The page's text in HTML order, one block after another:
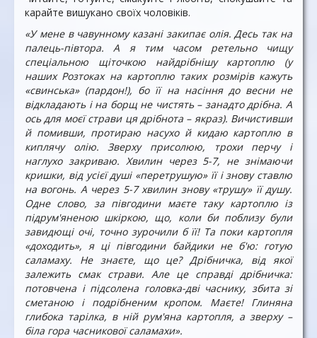
карайте вишукано своїх чоловіків.
«У мене в чавунному казані закипає олія. Десь так на
палець-півтора. А я тим часом ретельно чищу
спеціальною щіточкою найдрібнішу картоплю (у
наших Розтоках на картоплю таких розмірів кажуть
«свинська» (пардон!), бо її на насіння до весни не
відкладають і на борщ не чистять – занадто дрібна. А
ось для моєї страви ця дрібнота – якраз). Вичистивши
й помивши, протираю насухо й кидаю картоплю в
киплячу олію. Зверху присолюю, трохи перчу і
наглухо закриваю. Хвилин через 5-7, не знімаючи
кришки, від усієї душі «перетрушую» її і знову ставлю
на вогонь. А через 5-7 хвилин знову «трушу» її душу.
Одне слово, за півгодини маєте таку картоплю із
підрум'яненою шкіркою, що, коли би поблизу були
завидющі очі, точно зурочили б її! Та поки картопля
«доходить», я ці півгодини байдики не б'ю: готую
саламаху. Не знаєте, що це? Дрібничка, від якої
залежить смак страви. Але це справді дрібничка:
потовчена і підсолена головка-дві часнику, збита зі
сметаною і подрібненим кропом. Маєте! Глиняна
глибока тарілка, в ній рум'яна картопля, а зверху –
біла гора часникової саламахи».